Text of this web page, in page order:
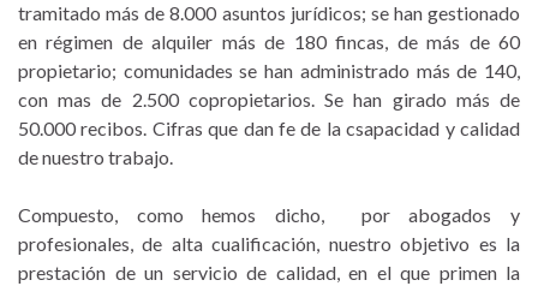
tramitado más de 8.000 asuntos jurídicos; se han gestionado
en régimen de alquiler más de 180 fincas, de más de 60
propietario; comunidades se han administrado más de 140,
con mas de 2.500 copropietarios. Se han girado más de
50.000 recibos. Cifras que dan fe de la csapacidad y calidad
de nuestro trabajo.
Compuesto, como hemos dicho, por abogados y
profesionales, de alta cualificación, nuestro objetivo es la
prestación de un servicio de calidad, en el que primen la